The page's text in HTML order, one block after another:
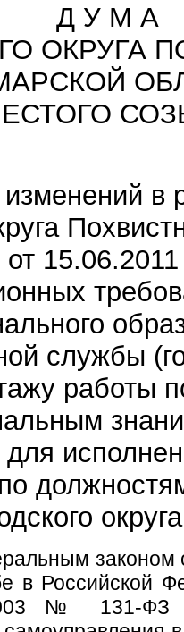
Д У М А
ОКРУГА
от
службы
работы
в Российской
№ 131-ФЗ